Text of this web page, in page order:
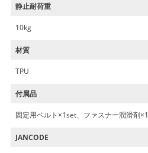
静止耐荷重
10kg
材質
TPU
付属品
固定用ベルト×1set、ファスナー潤滑剤×1
JANCODE